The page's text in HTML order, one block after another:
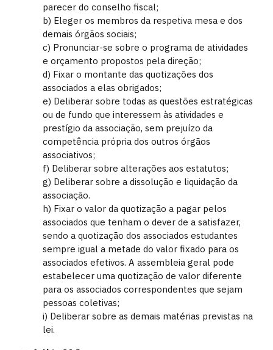
parecer do conselho fiscal;
b) Eleger os membros da respetiva mesa e dos
demais órgãos sociais;
c) Pronunciar-se sobre o programa de atividades
e orçamento propostos pela direção;
d) Fixar o montante das quotizações dos
associados a elas obrigados;
e) Deliberar sobre todas as questões estratégicas
ou de fundo que interessem às atividades e
prestígio da associação, sem prejuízo da
competência própria dos outros órgãos
associativos;
f) Deliberar sobre alterações aos estatutos;
g) Deliberar sobre a dissolução e liquidação da
associação.
h) Fixar o valor da quotização a pagar pelos
associados que tenham o dever de a satisfazer,
sendo a quotização dos associados estudantes
sempre igual a metade do valor fixado para os
associados efetivos. A assembleia geral pode
estabelecer uma quotização de valor diferente
para os associados correspondentes que sejam
pessoas coletivas;
i) Deliberar sobre as demais matérias previstas na
lei.